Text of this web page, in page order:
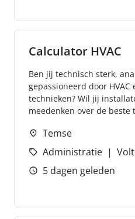
Calculator HVAC
Ben jij technisch sterk,
gepassioneerd door
technieken? Wil jij
meedenken over de beste
Temse
Administratie
5 dagen geleden